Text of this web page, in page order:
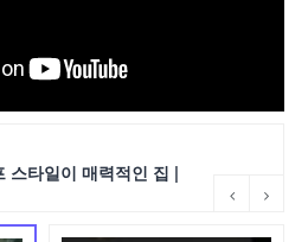
스타일이 매력적인 집 |